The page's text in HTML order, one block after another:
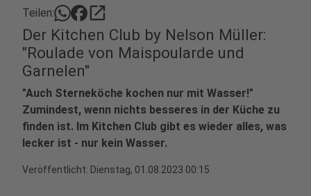
Teilen: open_in_new
Der Kitchen Club by Nelson Müller:
"Roulade von Maispoularde und
Garnelen"
"Auch Sterneköche kochen nur mit Wasser!"
Zumindest, wenn nichts besseres in der Küche zu
finden ist. Im Kitchen Club gibt es wieder alles, was
lecker ist - nur kein Wasser.
Veröffentlicht: Dienstag, 01.08.2023 00:15